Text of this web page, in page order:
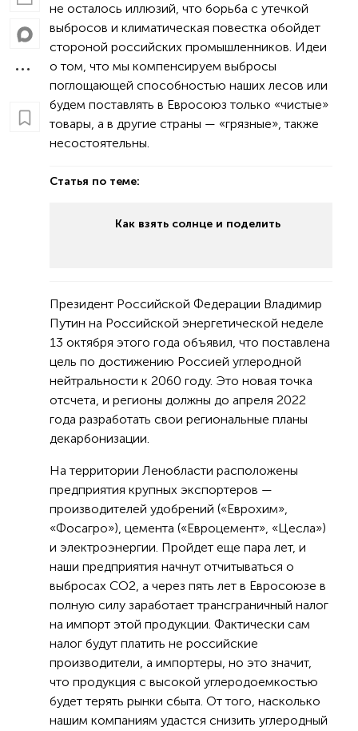
не осталось иллюзий, что борьба с утечкой
выбросов и климатическая повестка обойдет
стороной российских промышленников. Идеи
о том, что мы компенсируем выбросы
поглощающей способностью наших лесов или
будем поставлять в Евросоюз только «чистые»
товары, а в другие страны — «грязные», также
несостоятельны.
Статья по теме:
Как взять солнце и поделить
Президент Российской Федерации Владимир
Путин на Российской энергетической неделе
13 октября этого года объявил, что поставлена
цель по достижению Россией углеродной
нейтральности к 2060 году. Это новая точка
отсчета, и регионы должны до апреля 2022
года разработать свои региональные планы
декарбонизации.
На территории Ленобласти расположены
предприятия крупных экспортеров —
производителей удобрений («Еврохим»,
«Фосагро»), цемента («Евроцемент», «Цесла»)
и электроэнергии. Пройдет еще пара лет, и
наши предприятия начнут отчитываться о
выбросах CO2, а через пять лет в Евросоюзе в
полную силу заработает трансграничный налог
на импорт этой продукции. Фактически сам
налог будут платить не российские
производители, а импортеры, но это значит,
что продукция с высокой углеродоемкостью
будет терять рынки сбыта. От того, насколько
нашим компаниям удастся снизить углеродный